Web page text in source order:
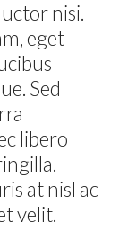
nisi.
eget
Sed
libero
at nisl ac
velit.